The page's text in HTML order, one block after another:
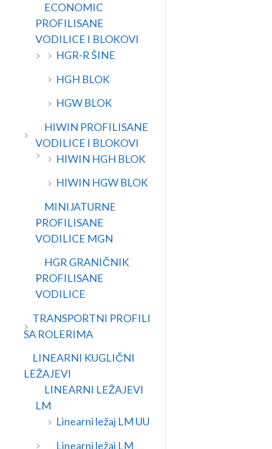
ECONOMIC
PROFILISANE
VODILICE I BLOKOVI
HGR-R ŠINE
HGH BLOK
HGW BLOK
HIWIN PROFILISANE
VODILICE I BLOKOVI
HIWIN HGH BLOK
HIWIN HGW BLOK
MINIJATURNE
PROFILISANE
VODILICE MGN
HGR GRANIČNIK
PROFILISANE
VODILICE
TRANSPORTNI PROFILI
SA ROLERIMA
LINEARNI KUGLIČNI
LEŽAJEVI
LINEARNI LEŽAJEVI
LM
Linearni ležaj LM UU
Linearni ležaj LM